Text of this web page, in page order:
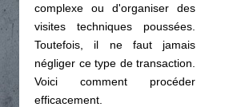
complexe ou d'organiser des
visites techniques poussées.
Toutefois, il ne faut jamais
négliger ce type de transaction.
Voici comment procéder
efficacement.